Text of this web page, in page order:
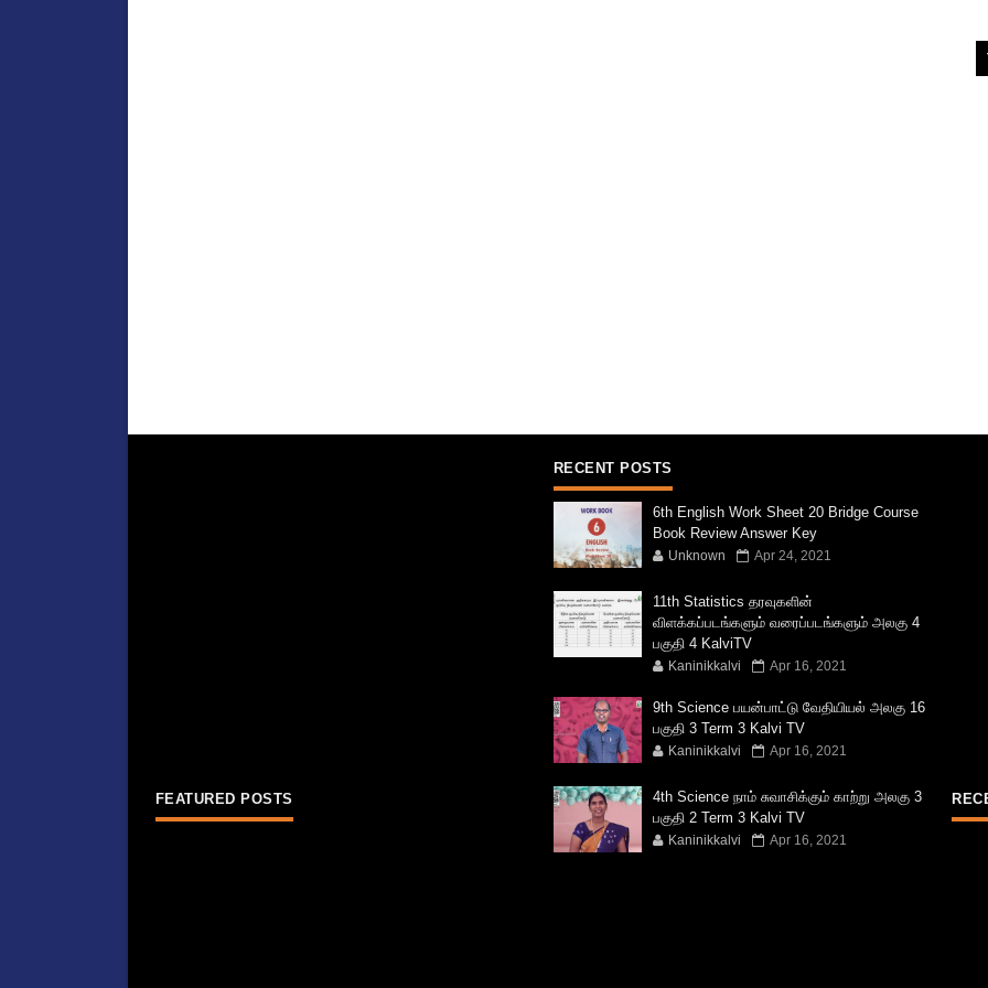
FEATURED POSTS
RECENT POSTS
6th English Work Sheet 20 Bridge Course
Book Review Answer Key
Unknown Apr 24, 2021
11th Statistics தரவுகளின்
விளக்கப்படங்களும் வரைப்படங்களும் அலகு 4
பகுதி 4 KalviTV
Kaninikkalvi Apr 16, 2021
9th Science பயன்பாட்டு வேதியியல் அலகு 16
பகுதி 3 Term 3 Kalvi TV
Kaninikkalvi Apr 16, 2021
4th Science நாம் சுவாசிக்கும் காற்று அலகு 3
பகுதி 2 Term 3 Kalvi TV
Kaninikkalvi Apr 16, 2021